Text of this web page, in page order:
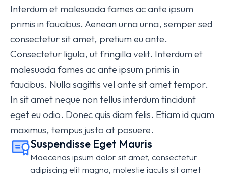
Interdum et malesuada fames ac ante ipsum
primis in faucibus. Aenean urna urna, semper sed
consectetur sit amet, pretium eu ante.
Consectetur ligula, ut fringilla velit. Interdum et
malesuada fames ac ante ipsum primis in
faucibus. Nulla sagittis vel ante sit amet tempor.
In sit amet neque non tellus interdum tincidunt
eget eu odio. Donec quis diam felis. Etiam id quam
maximus, tempus justo at posuere.
Suspendisse Eget Mauris
Maecenas ipsum dolor sit amet, consectetur
adipiscing elit magna, molestie iaculis sit amet